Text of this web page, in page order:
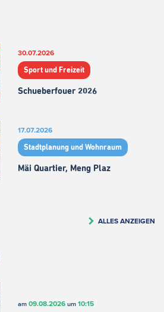
30.07.2026
Sport und Freizeit
Schueberfouer 2026
17.07.2026
Stadtplanung und Wohnraum
Mäi Quartier, Meng Plaz
ALLES ANZEIGEN
am 09.08.2026um 10:15